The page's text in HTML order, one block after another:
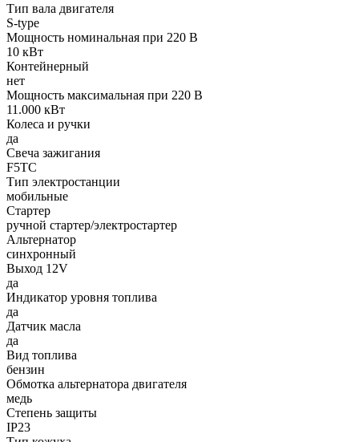
Тип вала двигателя
S-type
Мощность номинальная при 220 В
10 кВт
Контейнерный
нет
Мощность максимальная при 220 В
11.000 кВт
Колеса и ручки
да
Свеча зажигания
F5TC
Тип электростанции
мобильные
Стартер
ручной стартер/электростартер
Альтернатор
синхронный
Выход 12V
да
Индикатор уровня топлива
да
Датчик масла
да
Вид топлива
бензин
Обмотка альтернатора двигателя
медь
Степень защиты
IP23